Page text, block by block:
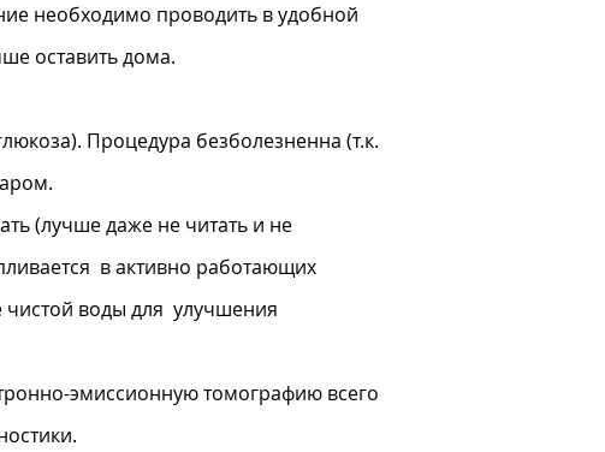
необходимо проводить в удобной
оставить дома.
Процедура безболезненна (т.к.
(лучше даже не читать и не
в активно работающих
чистой воды для улучшения
эмиссионную томографию всего